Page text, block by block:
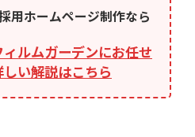
用ホームページ制作なら
ィルムガーデンにお任せ
い解説はこちら